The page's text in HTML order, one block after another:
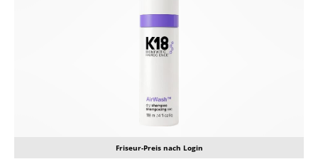
Friseur-Preis nach Login